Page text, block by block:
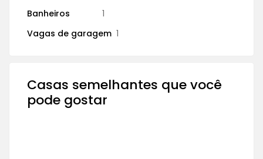
Banheiros
1
Vagas de garagem 1
Casas semelhantes que você
pode gostar